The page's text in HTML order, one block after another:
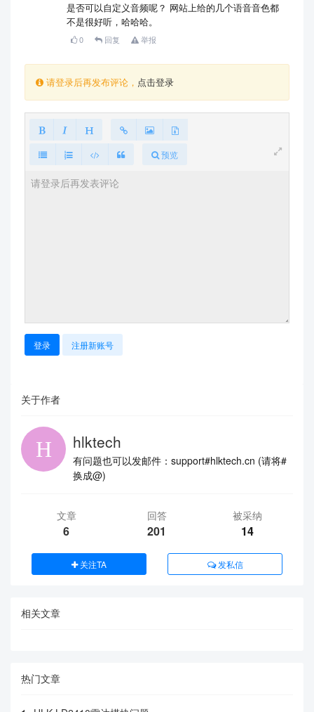
是否可以自定义音频呢？ 网站上给的几个语音音色都
不是很好听，哈哈哈。
0 回复 举报
请登录后再发布评论， 点击登录
预览
登录 注册新账号
关于作者
hlktech
有问题也可以发邮件：support#hlktech.cn (请将#
换成@)
文章
6
回答
201
被采纳
14
关注TA 发私信
相关文章
热门文章